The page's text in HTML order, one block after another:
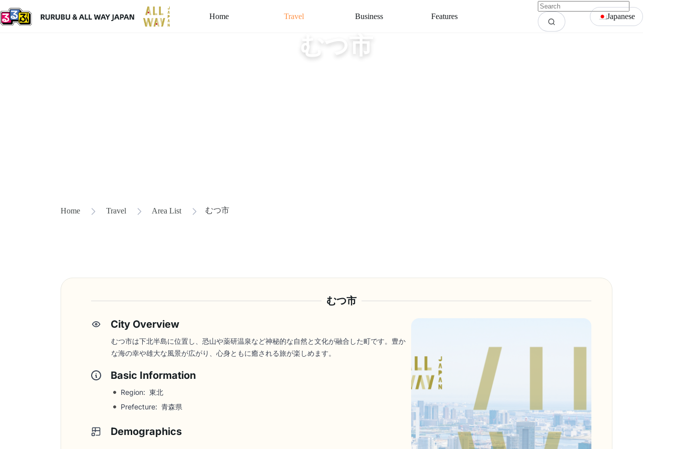
Home Travel Business Features Japanese
むつ市
Home Travel Area List むつ市
むつ市
City Overview
むつ市は下北半島に位置し、恐山や薬研温泉など神秘的な自然と文化が融合した町です。豊か
な海の幸や雄大な風景が広がり、心身ともに癒される旅が楽しめます。
Basic Information
Region: 東北
Prefecture: 青森県
Demographics